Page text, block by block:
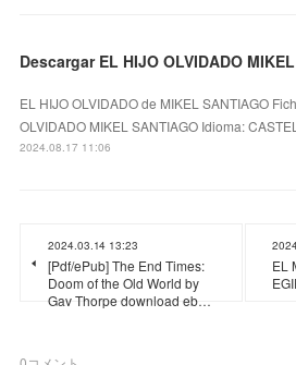
EL HIJO OLVIDADO de MIKEL SANTIAGO
OLVIDADO MIKEL SANTIAGO Idioma:
2024.08.17 11:06
2024.03.14 13:23
[Pdf/ePub] The End Times:
Doom of the Old World by
Gav Thorpe download eb…
EL